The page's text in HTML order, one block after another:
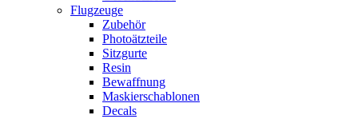
Flugzeuge
Zubehör
Photoätzteile
Sitzgurte
Resin
Bewaffnung
Maskierschablonen
Decals